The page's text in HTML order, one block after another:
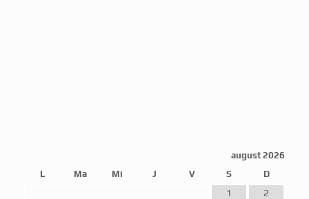
august 2026
L
Ma Mi J V S
D
1
2